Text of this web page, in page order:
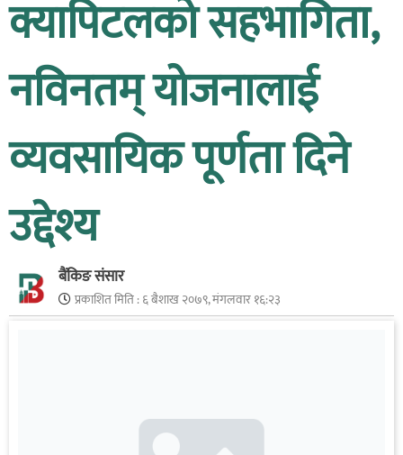
क्यापिटलको सहभागिता,
नविनतम् योजनालाई
व्यवसायिक पूर्णता दिने
उद्देश्य
बैंकिङ संसार
प्रकाशित मिति :६ बैशाख २०७९, मंगलवार १६:२३